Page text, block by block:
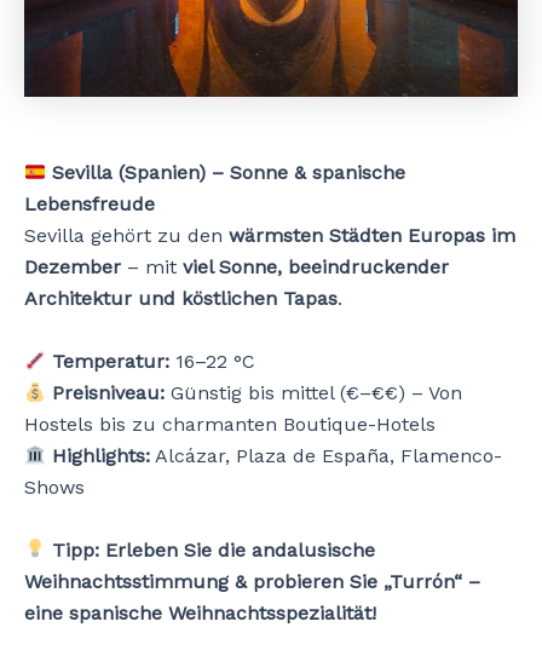
Sevilla (Spanien) – Sonne & spanische
Lebensfreude
Sevilla gehört zu den wärmsten Städten Europas im
Dezember – mit viel Sonne, beeindruckender
Architektur und köstlichen Tapas.
Temperatur: 16–22 °C
Preisniveau: Günstig bis mittel (€–€€) – Von
Hostels bis zu charmanten Boutique-Hotels
Highlights: Alcázar, Plaza de España, Flamenco-
Shows
Tipp: Erleben Sie die andalusische
Weihnachtsstimmung & probieren Sie „Turrón“ –
eine spanische Weihnachtsspezialität!